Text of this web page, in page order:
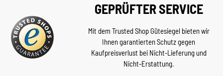
GEPRÜFTER SERVICE
Mit dem Trusted Shop Gütesiegel bieten wir
Ihnen garantierten Schutz gegen
Kaufpreisverlust bei Nicht-Lieferung und
Nicht-Erstattung.